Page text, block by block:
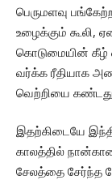
பெருமளவு
உழைக்கும் கூலி,
கொடுமையின் கீழ்
வர்க்க ரீதியாக
வெற்றியை
இதற்கிடையே
காலத்தில்
சேலத்தை சேர்ந்த